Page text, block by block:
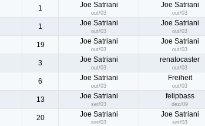
1 Joe Satriani
out/03
Joe Satriani
out/03
1 Joe Satriani
out/03
Joe Satriani
out/03
19 Joe Satriani
out/03
Joe Satriani
out/03
3 Joe Satriani
out/03
renatocaster
out/03
6 Joe Satriani
out/03
Freiheit
out/03
13 Joe Satriani
set/03
felipbass
dez/09
20 Joe Satriani
set/03
Joe Satriani
set/03